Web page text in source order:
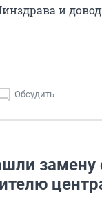
и
Обсудить
замену